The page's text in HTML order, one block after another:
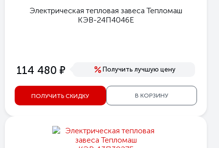
Электрическая тепловая завеса Тепломаш
КЭВ-24П4046Е
114 480 е Получить лучшую цену
ПОЛУЧИТЬ СКИДКУ В КОРЗИНУ